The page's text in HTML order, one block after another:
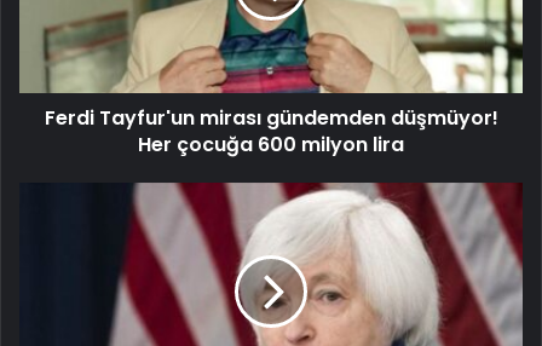
Ferdi Tayfur'un mirası gündemden düşmüyor!
Her çocuğa 600 milyon lira